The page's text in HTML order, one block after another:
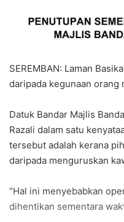
a
i
SEREMBAN: Laman
daripada kegunaan orang
Datuk Bandar Majlis
Razali dalam satu
tersebut adalah kerana
daripada menguruskan
“Hal ini menyebabkan
dihentikan sementara